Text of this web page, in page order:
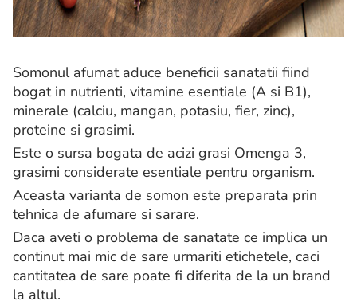
Somonul afumat aduce beneficii sanatatii fiind
bogat in nutrienti, vitamine esentiale (A si B1),
minerale (calciu, mangan, potasiu, fier, zinc),
proteine si grasimi.
Este o sursa bogata de acizi grasi Omenga 3,
grasimi considerate esentiale pentru organism.
Aceasta varianta de somon este preparata prin
tehnica de afumare si sarare.
Daca aveti o problema de sanatate ce implica un
continut mai mic de sare urmariti etichetele, caci
cantitatea de sare poate fi diferita de la un brand
la altul.